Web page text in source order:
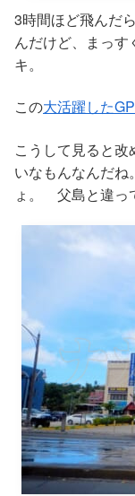
3時間ほど飛んだ
んだけど、まっ
キ。
この大活躍した
こうして見ると
いなもんなんだ
ょ。 父島と違っ